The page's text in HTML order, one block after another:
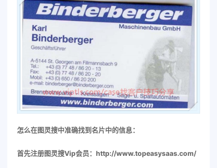
怎么在图灵搜中准确找到名片中的信息：
首先注册图灵搜Vip会员： http://www.topeasysaas.com/